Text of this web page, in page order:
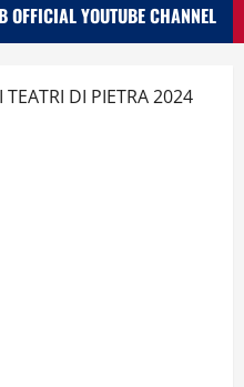
OFFICIAL YOUTUBE CHANNEL
TEATRI DI PIETRA 2024